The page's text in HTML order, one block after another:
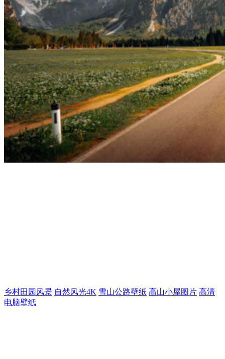
乡村田园风景 自然风光4K 雪山公路壁纸 高山小屋图片 高清
电脑壁纸